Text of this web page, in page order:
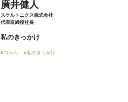
廣井健人
スケルトニクス株式会社
代表取締役社長
私のきっかけ
#コラム #私のきっかけ